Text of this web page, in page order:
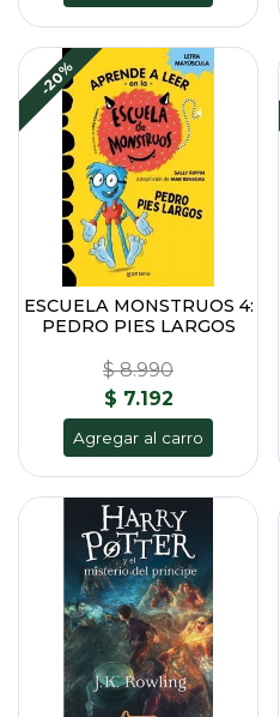
-20%
ESCUELA MONSTRUOS 4:
PEDRO PIES LARGOS
$ 8.990
$ 7.192
Agregar al carro